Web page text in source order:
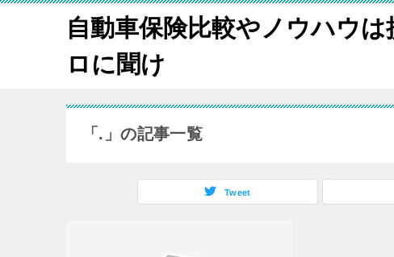
自動車保険比較やノウハウ
ロに聞け
「.」の記事一覧
Tweet